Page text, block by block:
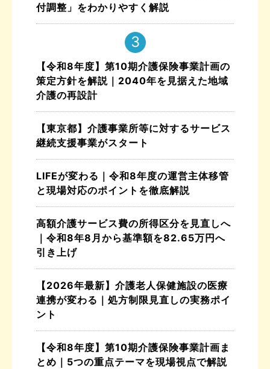
付調整」をわかりやすく解説
【令和8年度】第10期介護保険事業計画の
策定方針を解説｜2040年を見据えた地域
介護の再設計
【東京都】介護事業所等に対するサービス
継続支援事業がスタート
LIFEが変わる｜令和8年度の運営主体移管
と現場対応のポイントを徹底解説
高額介護サービス費の所得区分を見直しへ
｜令和8年8月から基準額を82.65万円へ
引き上げ
【2026年最新】介護老人保健施設の医療
連携が変わる｜処方制限見直しの実務ポイ
ント
【令和8年度】第10期介護保険事業計画ま
とめ｜5つの重点テーマを現場視点で解説